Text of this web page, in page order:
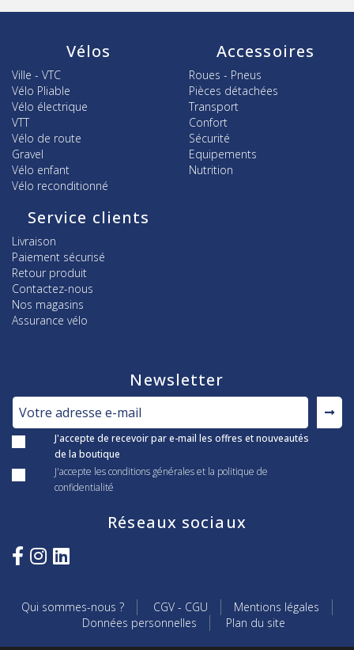
Vélos
Ville - VTC
Vélo Pliable
Vélo électrique
VTT
Vélo de route
Gravel
Vélo enfant
Vélo reconditionné
Accessoires
Roues - Pneus
Pièces détachées
Transport
Confort
Sécurité
Equipements
Nutrition
Service clients
Livraison
Paiement sécurisé
Retour produit
Contactez-nous
Nos magasins
Assurance vélo
Newsletter
J'accepte de recevoir par e-mail les offres et nouveautés
de la boutique
J'accepte les conditions générales et la politique de
confidentialité
Réseaux sociaux
Qui sommes-nous ? CGV - CGU
Mentions légales
Données personnelles
Plan du site